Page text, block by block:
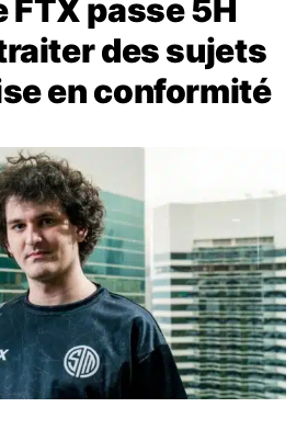
FTX passe 5H
des sujets
en conformité